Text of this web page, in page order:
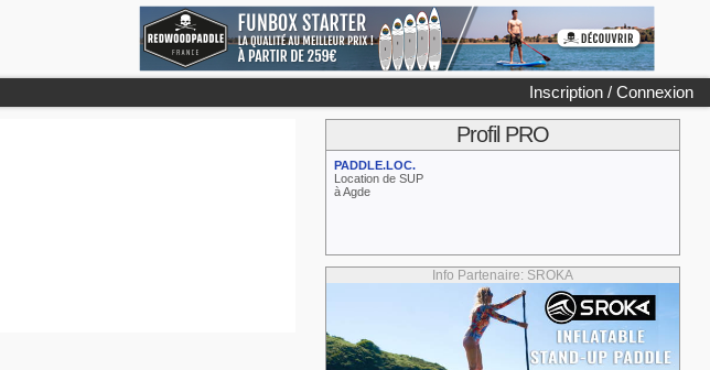
Inscription / Connexion
Profil PRO
PADDLE.LOC.
Location de SUP
à Agde
Info Partenaire: SROKA